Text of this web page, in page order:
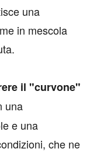
una
in mescola
il "curvone"
una
e una
che ne